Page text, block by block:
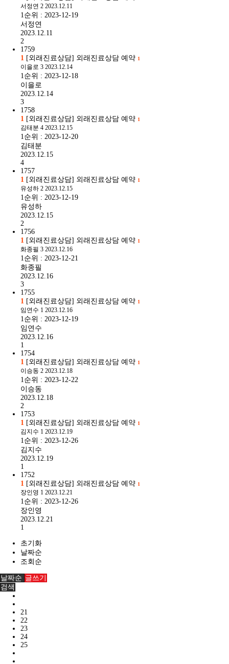
서정연 2 2023.12.11
1순위 : 2023-12-19
서정연
2023.12.11
2
1759
1 [외래진료상담] 외래진료상담 예약 1
이을로 3 2023.12.14
1순위 : 2023-12-18
이을로
2023.12.14
3
1758
1 [외래진료상담] 외래진료상담 예약 1
김태분 4 2023.12.15
1순위 : 2023-12-20
김태분
2023.12.15
4
1757
1 [외래진료상담] 외래진료상담 예약 1
유성하 2 2023.12.15
1순위 : 2023-12-19
유성하
2023.12.15
2
1756
1 [외래진료상담] 외래진료상담 예약 1
화종필 3 2023.12.16
1순위 : 2023-12-21
화종필
2023.12.16
3
1755
1 [외래진료상담] 외래진료상담 예약 1
임연수 1 2023.12.16
1순위 : 2023-12-19
임연수
2023.12.16
1
1754
1 [외래진료상담] 외래진료상담 예약 1
이승동 2 2023.12.18
1순위 : 2023-12-22
이승동
2023.12.18
2
1753
1 [외래진료상담] 외래진료상담 예약 1
김지수 1 2023.12.19
1순위 : 2023-12-26
김지수
2023.12.19
1
1752
1 [외래진료상담] 외래진료상담 예약 1
장인영 1 2023.12.21
1순위 : 2023-12-26
장인영
2023.12.21
1
초기화
날짜순
조회순
날짜순 글쓰기
검색
21
22
23
24
25